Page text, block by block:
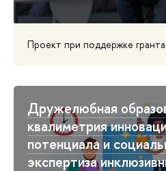
Проект при поддержке
Дружелюбная
квалиметрия
потенциала и
экспертиза